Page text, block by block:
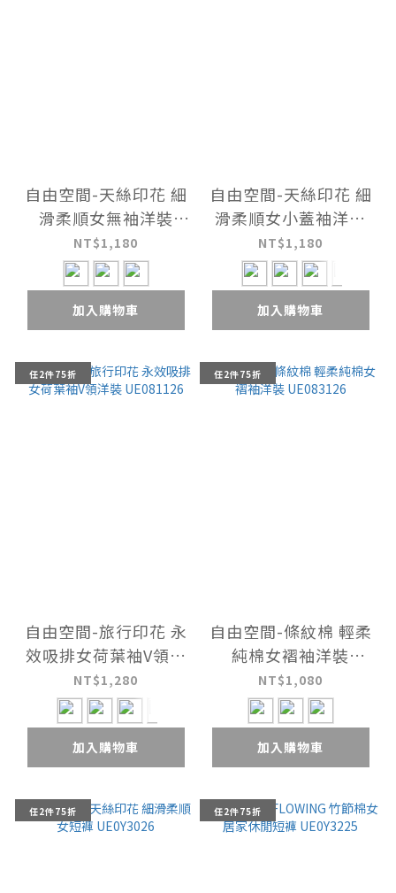
自由空間-天絲印花 細
滑柔順女無袖洋裝
UE083026
NT$1,180
加入購物車
自由空間-天絲印花 細
滑柔順女小蓋袖洋裝
UE082326
NT$1,180
加入購物車
任2件75折
自由空間-旅行印花 永
效吸排女荷葉袖V領洋
裝 UE081126
NT$1,280
加入購物車
任2件75折
自由空間-條紋棉 輕柔
純棉女褶袖洋裝
UE083126
NT$1,080
加入購物車
任2件75折 任2件75折